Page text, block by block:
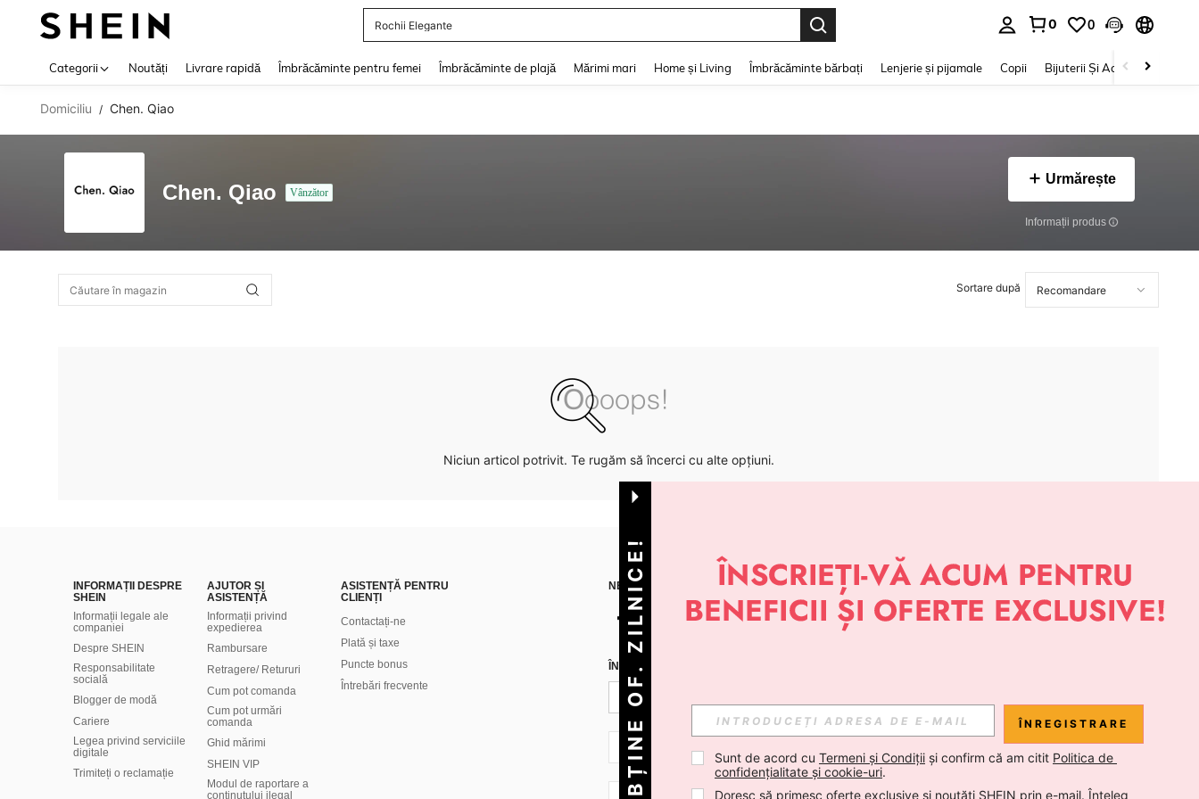
Rochii Elegante
0 0
Categorii Noutăți Livrare rapidă Îmbrăcăminte pentru femei Îmbrăcăminte de plajă Mărimi mari Home și Living Îmbrăcăminte bărbați Lenjerie și pijamale Copii Bijuterii Și Accesorii
Domiciliu / Chen. Qiao
Chen. Qiao Vânzător
Urmărește
Informații produs
Sortare după
Niciun articol potrivit. Te rugăm să încerci cu alte opțiuni.
INFORMAȚII DESPRE
SHEIN
Informații legale ale
companiei
Despre SHEIN
Responsabilitate
socială
Blogger de modă
Cariere
Legea privind serviciile
digitale
Trimiteți o reclamație
AJUTOR ȘI
ASISTENȚĂ
Informații privind
expedierea
Rambursare
Retragere/ Retururi
Cum pot comanda
Cum pot urmări
comanda
Ghid mărimi
SHEIN VIP
Modul de raportare a
conținutului ilegal
ASISTENȚĂ PENTRU
CLIENȚI
Contactați-ne
Plată și taxe
Puncte bonus
Întrebări frecvente
NE GĂSEȘTI PE APLICAȚIE
ÎNREGISTREAZĂ-TE PENTRU A PRIMI NOUTĂȚI DESPRE STIL DE LA SHEIN
RO + 40 Abonare
OBȚINE OF. ZILNICE! ÎNREGISTRARE
Sunt de acord cu Termeni și Condiții și confirm că am citit Politica de
confidențialitate și cookie-uri.
Doresc să primesc oferte exclusive și noutăți SHEIN prin e-mail. Înțeleg